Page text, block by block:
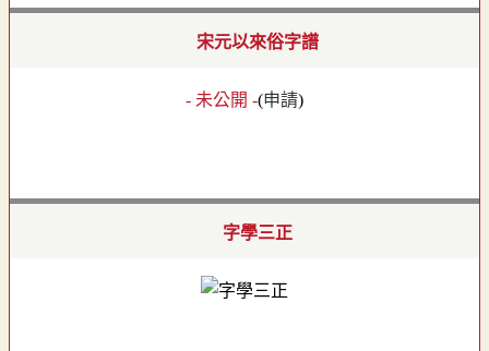
宋元以來俗字譜
- 未公開 -(申請)
字學三正